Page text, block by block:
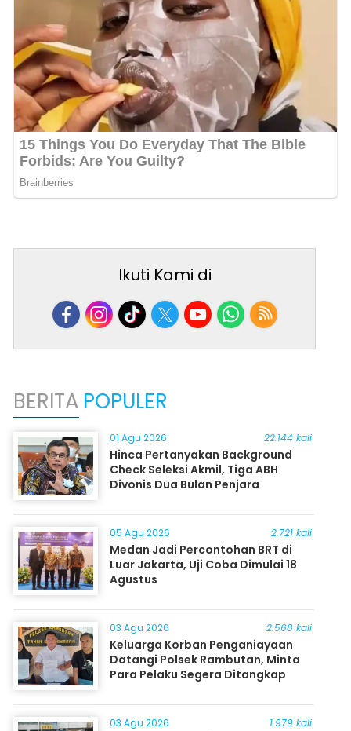
Ikuti Kami di
BERITA POPULER
01 Agu 2026 22.144 kali
Hinca Pertanyakan Background
Check Seleksi Akmil, Tiga ABH
Divonis Dua Bulan Penjara
05 Agu 2026 2.721 kali
Medan Jadi Percontohan BRT di
Luar Jakarta, Uji Coba Dimulai 18
Agustus
03 Agu 2026 2.568 kali
Keluarga Korban Penganiayaan
Datangi Polsek Rambutan, Minta
Para Pelaku Segera Ditangkap
03 Agu 2026 1.979 kali